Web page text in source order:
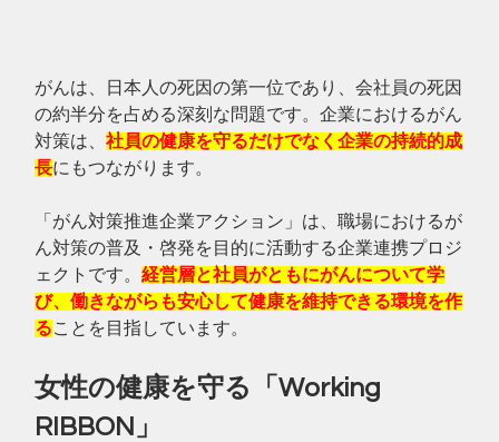
がんは、日本人の死因の第一位であり、会社員の死因
の約半分を占める深刻な問題です。企業におけるがん
対策は、社員の健康を守るだけでなく企業の持続的成
長にもつながります。
「がん対策推進企業アクション」は、職場におけるが
ん対策の普及・啓発を目的に活動する企業連携プロジ
ェクトです。経営層と社員がともにがんについて学
び、働きながらも安心して健康を維持できる環境を作
ることを目指しています。
女性の健康を守る「Working
RIBBON」